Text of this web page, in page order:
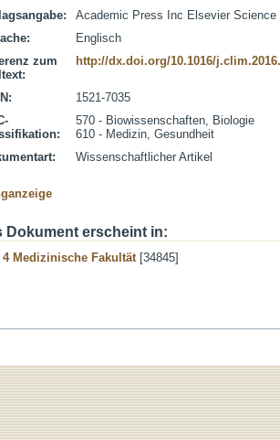
Academic Press Inc Elsevier Science
Englisch
zum
http://dx.doi.org/10.1016/
1521-7035
570 - Biowissenschaften, Biologie
610 - Medizin, Gesundheit
Wissenschaftlicher Artikel
Dokument erscheint in:
4 Medizinische Fakultät[34845]